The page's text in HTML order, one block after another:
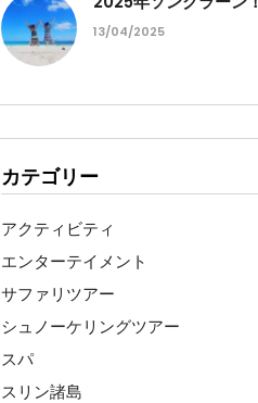
13/04/2025
カテゴリー
アクティビティ
エンターテイメント
サファリツアー
シュノーケリングツアー
スパ
スリン諸島